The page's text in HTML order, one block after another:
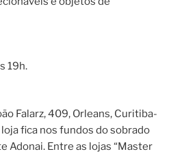
19h.
Falarz, 409, Orleans, Curitiba-
loja fica nos fundos do sobrado
Adonai. Entre as lojas “Master